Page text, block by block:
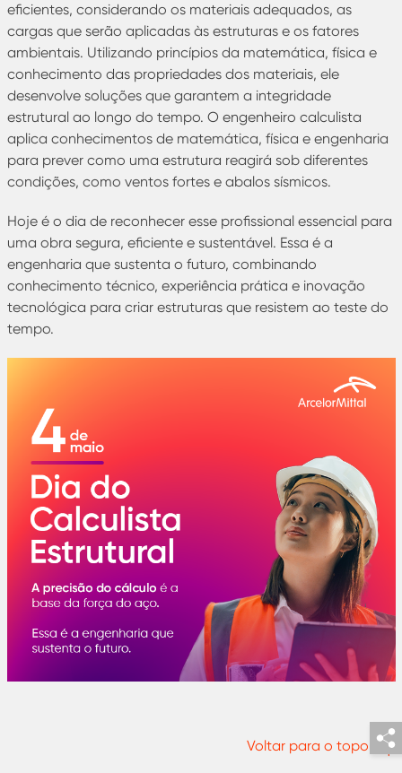
eficientes, considerando os materiais adequados, as
cargas que serão aplicadas às estruturas e os fatores
ambientais. Utilizando princípios da matemática, física e
conhecimento das propriedades dos materiais, ele
desenvolve soluções que garantem a integridade
estrutural ao longo do tempo. O engenheiro calculista
aplica conhecimentos de matemática, física e engenharia
para prever como uma estrutura reagirá sob diferentes
condições, como ventos fortes e abalos sísmicos.
Hoje é o dia de reconhecer esse profissional essencial para
uma obra segura, eficiente e sustentável. Essa é a
engenharia que sustenta o futuro, combinando
conhecimento técnico, experiência prática e inovação
tecnológica para criar estruturas que resistem ao teste do
tempo.
Voltar para o topo